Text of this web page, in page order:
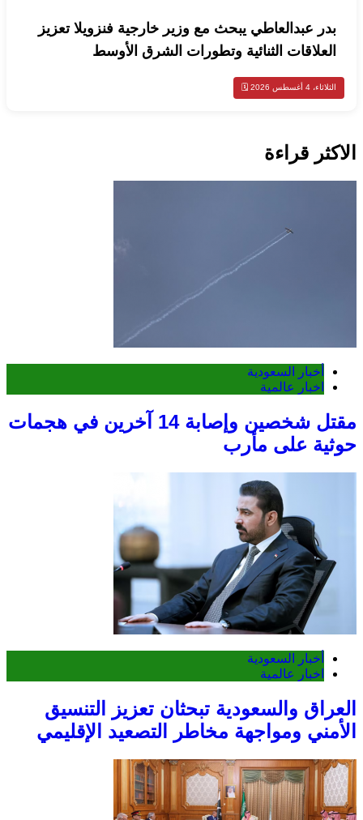
بدر عبدالعاطي يبحث مع وزير خارجية فنزويلا تعزيز
العلاقات الثنائية وتطورات الشرق الأوسط
الثلاثاء، 4 أغسطس 2026 🗓️
الاكثر قراءة
أخبار السعودية
اخبار عالمية
مقتل شخصين وإصابة 14 آخرين في هجمات
حوثية على مأرب
أخبار السعودية
اخبار عالمية
العراق والسعودية تبحثان تعزيز التنسيق
الأمني ومواجهة مخاطر التصعيد الإقليمي